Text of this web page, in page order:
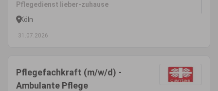
Pflegedienst lieber-zuhause
Köln
31.07.2026
Pflegefachkraft (m/w/d) -
Ambulante Pflege